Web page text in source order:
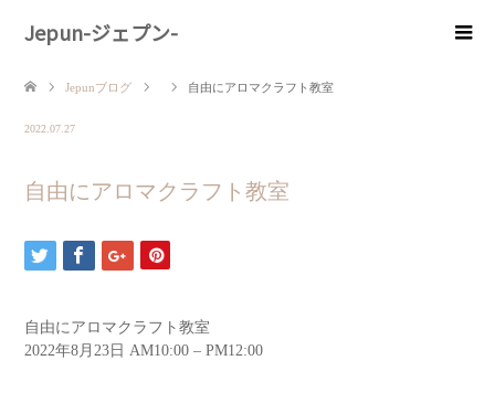
Jepun-ジェプン-
Jepunブログ 自由にアロマクラフト教室
2022.07.27
自由にアロマクラフト教室
自由にアロマクラフト教室
2022年8月23日 AM10:00 – PM12:00